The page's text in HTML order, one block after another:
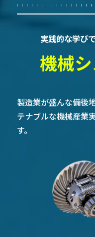
実践的な学び
機械
製造業が盛んな備後
テナブルな機械産業
す。